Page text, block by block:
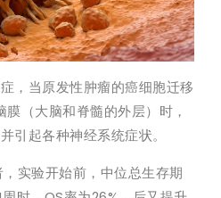
，当原发性肿瘤的癌细胞迁移
（大脑和脊髓的外层）时，
引起各种神经系统症状。
实验开始前，中位总生存期